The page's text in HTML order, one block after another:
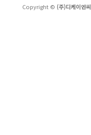
Copyright © (주)디케이엔씨